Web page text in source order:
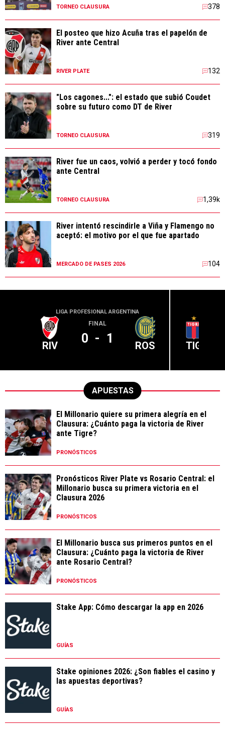
TORNEO CLAUSURA 378
El posteo que hizo Acuña tras el papelón de
River ante Central
RIVER PLATE 132
"Los cagones...": el estado que subió Coudet
sobre su futuro como DT de River
TORNEO CLAUSURA 319
River fue un caos, volvió a perder y tocó fondo
ante Central
TORNEO CLAUSURA 1,39k
River intentó rescindirle a Viña y Flamengo no
aceptó: el motivo por el que fue apartado
MERCADO DE PASES 2026 104
LIGA PROFESIONAL ARGENTINA
RIV
FINAL
0 - 1 ROS TIG
APUESTAS
El Millonario quiere su primera alegría en el
Clausura: ¿Cuánto paga la victoria de River
ante Tigre?
PRONÓSTICOS
Pronósticos River Plate vs Rosario Central: el
Millonario busca su primera victoria en el
Clausura 2026
PRONÓSTICOS
El Millonario busca sus primeros puntos en el
Clausura: ¿Cuánto paga la victoria de River
ante Rosario Central?
PRONÓSTICOS
Stake App: Cómo descargar la app en 2026
GUÍAS
Stake opiniones 2026: ¿Son fiables el casino y
las apuestas deportivas?
GUÍAS